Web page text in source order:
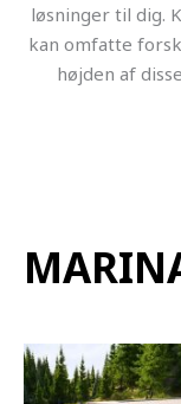
løsninger til dig.
kan omfatte
højden af